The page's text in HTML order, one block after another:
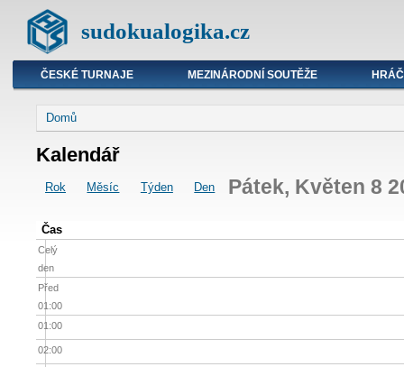
sudokualogika.cz
ČESKÉ TURNAJE MEZINÁRODNÍ SOUTĚŽE
Domů
Kalendář
Rok Měsíc Týden Den Pátek, Květen 8
Čas
Celý
den
Před
01:00
01:00
02:00